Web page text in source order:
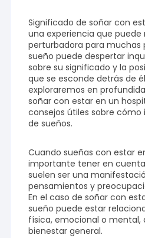
Significado de soñar con
una experiencia que
perturbadora para muchas
sueño puede despertar
sobre su significado y la
que se esconde detrás de
exploraremos en
soñar con estar en un
consejos útiles sobre
de sueños.
Cuando sueñas con estar
importante tener en
suelen ser una
pensamientos y
En el caso de soñar con
sueño puede estar
física, emocional o mental,
bienestar general.